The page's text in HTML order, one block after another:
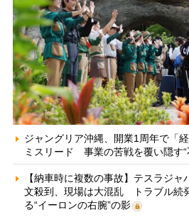
ジャングリア沖縄、開業1周年で「
ミスリード 事業の苦戦を覆い隠す“
【納車時に複数の事故】テスラジャ
文殺到、現場は大混乱 トラブル続
る“イーロンの右腕”の影